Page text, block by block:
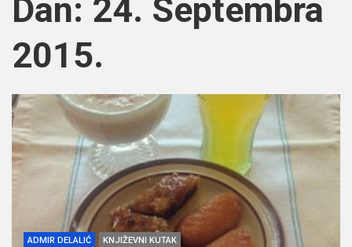
Dan: 24. Septembra
2015.
ADMIR DELALIĆ KNJIŽEVNI KUTAK